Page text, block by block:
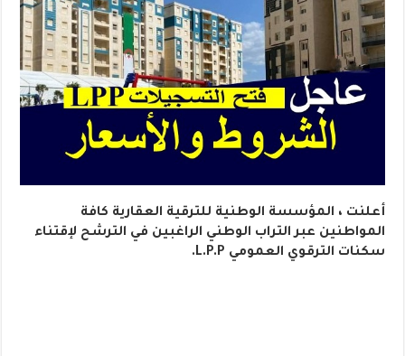
أعلنت ، المؤسسة الوطنية للترقية العقارية كافة
المواطنين عبر التراب الوطني الراغبين في الترشح لإقتناء
سكنات الترقوي العمومي L.P.P.